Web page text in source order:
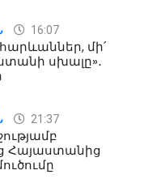
16:07
հարևաններ, մի՛
սխալը»․
21:37
Հայաստանից